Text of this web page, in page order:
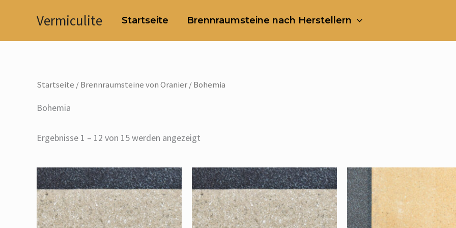
Vermiculite Startseite Brennraumsteine nach Herstellern
Startseite /Brennraumsteine von Oranier/ Bohemia
Bohemia
Ergebnisse 1 – 12 von 15 werden angezeigt